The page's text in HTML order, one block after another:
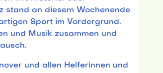
stand an diesem Wochenende
Sport im Vordergrund.
und Musik zusammen und
und allen Helferinnen und